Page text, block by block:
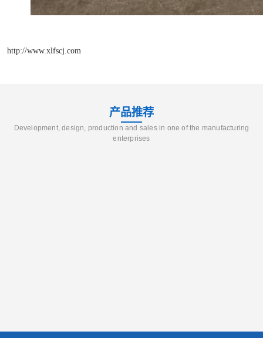
http://www.xlfscj.com
产品推荐
Development, design, production and sales in one of the manufacturing
enterprises